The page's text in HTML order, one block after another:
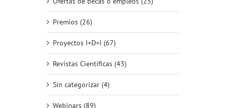
Premios (26)
Proyectos I+D+I (67)
Revistas Científicas (43)
Sin categorizar (4)
Webinars (89)